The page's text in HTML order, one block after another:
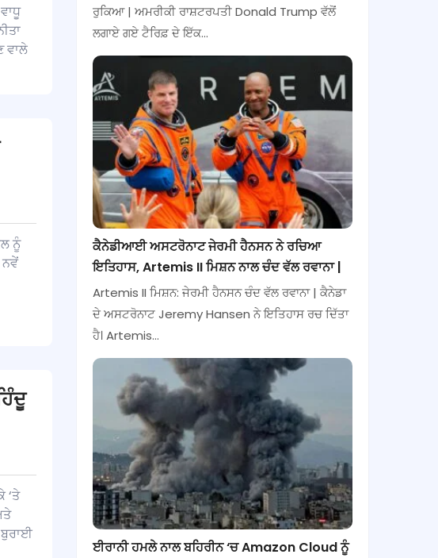
ਵਾਲੇ
ਨੂੰ
‘ਤੇ
ਰੁਕਿਆ | ਅਮਰੀਕੀ ਰਾਸ਼ਟਰਪਤੀ Donald Trump ਵੱਲੋਂ
ਲਗਾਏ ਗਏ ਟੈਰਿਫ਼ ਦੇ ਇੱਕ…
ਕੈਨੇਡੀਆਈ ਅਸਟਰੋਨਾਟ ਜੇਰਮੀ ਹੈਨਸਨ ਨੇ ਰਚਿਆ
ਇਤਿਹਾਸ, Artemis II ਮਿਸ਼ਨ ਨਾਲ ਚੰਦ ਵੱਲ ਰਵਾਨਾ |
Artemis II ਮਿਸ਼ਨ: ਜੇਰਮੀ ਹੈਨਸਨ ਚੰਦ ਵੱਲ ਰਵਾਨਾ | ਕੈਨੇਡਾ
ਦੇ ਅਸਟਰੋਨਾਟ Jeremy Hansen ਨੇ ਇਤਿਹਾਸ ਰਚ ਦਿੱਤਾ
ਹੈ। Artemis…
ਈਰਾਨੀ ਹਮਲੇ ਨਾਲ ਬਹਿਰੀਨ ‘ਚ Amazon Cloud ਨੂੰ